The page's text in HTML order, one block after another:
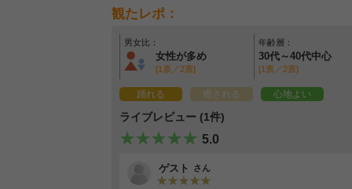
観たレポ：
男女比：
女性が多め
[1票／2票]
年齢層：
30代～40代中心
[1票／2票]
踊れる 癒される 心地よい
ライブレビュー (1件)
5.0
ゲスト さん